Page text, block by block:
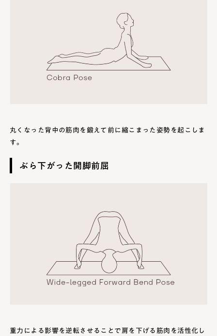
丸くなった背中の筋肉を鍛えて前に縮こまった姿勢を起こしま
す。
ぶら下がった開脚前屈
重力による影響を逆転させることで肩を下げる筋肉を活性化し